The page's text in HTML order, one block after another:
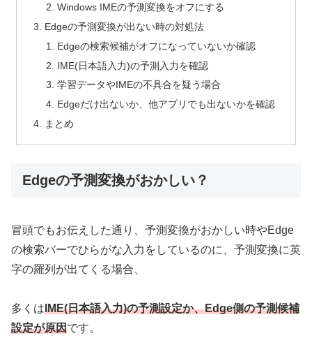
Windows IMEの予測変換をオフにする
Edgeの予測変換が出ない時の対処法
Edgeの検索候補がオフになっていないか確認
IME(日本語入力)の予測入力を確認
学習データやIMEの不具合を疑う場合
Edgeだけ出ないか、他アプリでも出ないかを確認
まとめ
Edgeの予測変換がおかしい？
冒頭でもお伝えした通り、予測変換がおかしい時やEdge
の検索バーでひらがな入力をしているのに、予測変換に英
字の羅列が出てくる場合、
多くはIME(日本語入力)の予測設定か、Edge側の予測候補
設定が原因です。